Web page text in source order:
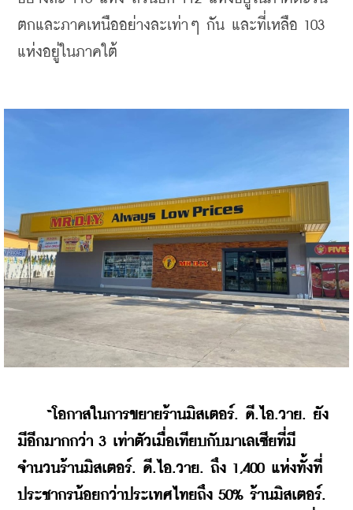
ตกและภาคเหนืออย่างละเท่าๆ กัน และที่เหลือ 103
แห่งอยู่ในภาคใต้
“โอกาสในการขยายร้านมิสเตอร์. ดี.ไอ.วาย. ยัง
มีอีกมากกว่า 3 เท่าตัวเมื่อเทียบกับมาเลเซียที่มี
จำนวนร้านมิสเตอร์. ดี.ไอ.วาย. ถึง 1,400 แห่งทั้งที่
ประชากรน้อยกว่าประเทศไทยถึง 50% ร้านมิสเตอร์.